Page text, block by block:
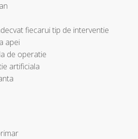
fiecarui tip de interventie
apei
de operatie
artificiala